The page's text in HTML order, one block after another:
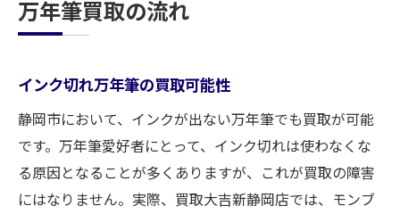
万年筆買取の流れ
インク切れ万年筆の買取可能性
静岡市において、インクが出ない万年筆でも買取が可能
です。万年筆愛好者にとって、インク切れは使わなくな
る原因となることが多くありますが、これが買取の障害
にはなりません。実際、買取大吉新静岡店では、モンブ